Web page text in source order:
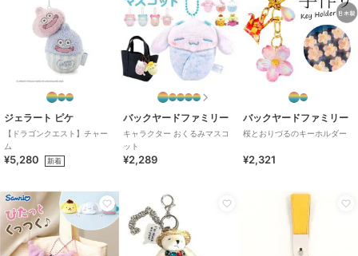
ジェラート ピケ
【ドラゴンクエスト】チャー
ム
¥5,280 新着
バックヤードファミリー
キャラクター おくるみマスコ
ット
¥2,289
バックヤードファミリー
桜とおりづるのキーホルダー
¥2,321